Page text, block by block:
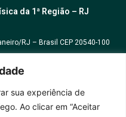
sua experiência de
Ao clicar em “Aceitar
da 1ª Região – RJ
RJ – Brasil CEP 20540-100